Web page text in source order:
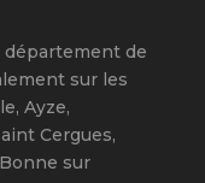
de
sur les
Ayze,
Cergues,
sur